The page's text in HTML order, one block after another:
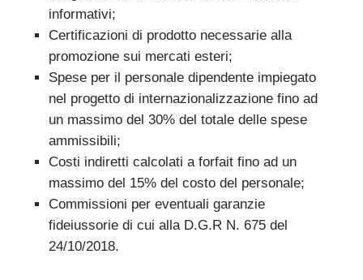
informativi;
Certificazioni di prodotto necessarie alla
promozione sui mercati esteri;
Spese per il personale dipendente impiegato
nel progetto di internazionalizzazione fino ad
un massimo del 30% del totale delle spese
ammissibili;
Costi indiretti calcolati a forfait fino ad un
massimo del 15% del costo del personale;
Commissioni per eventuali garanzie
fideiussorie di cui alla D.G.R N. 675 del
24/10/2018.